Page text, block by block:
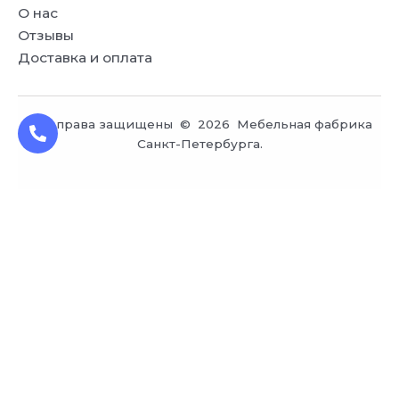
О нас
Отзывы
Доставка и оплата
Все права защищены © 2026 Мебельная фабрика
Санкт-Петербурга.